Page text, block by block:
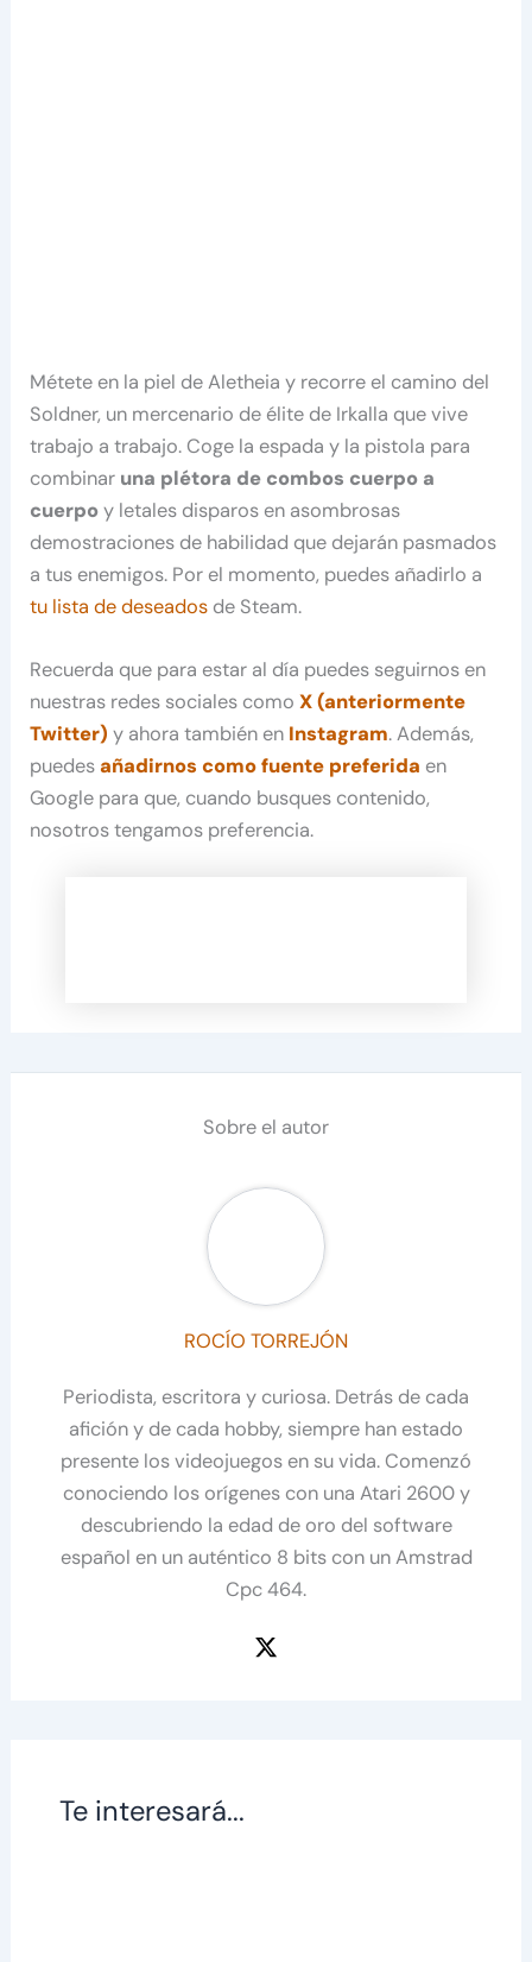
Métete en la piel de Aletheia y recorre el camino del
Soldner, un mercenario de élite de Irkalla que vive
trabajo a trabajo. Coge la espada y la pistola para
combinar una plétora de combos cuerpo a
cuerpoy letales disparos en asombrosas
demostraciones de habilidad que dejarán pasmados
a tus enemigos. Por el momento, puedes añadirlo a
tu lista de deseados de Steam.
Recuerda que para estar al día puedes seguirnos en
nuestras redes sociales comoX (anteriormente
Twitter) y ahora también en Instagram. Además,
puedesañadirnos como fuente preferida en
Google para que, cuando busques contenido,
nosotros tengamos preferencia.
Sobre el autor
ROCÍO TORREJÓN
Periodista, escritora y curiosa. Detrás de cada
afición y de cada hobby, siempre han estado
presente los videojuegos en su vida. Comenzó
conociendo los orígenes con una Atari 2600 y
descubriendo la edad de oro del software
español en un auténtico 8 bits con un Amstrad
Cpc 464.
Te interesará...